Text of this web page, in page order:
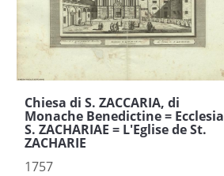
Chiesa di S. ZACCARIA, di
Monache Benedictine = Ecclesia
S. ZACHARIAE = L'Eglise de St.
ZACHARIE
1757